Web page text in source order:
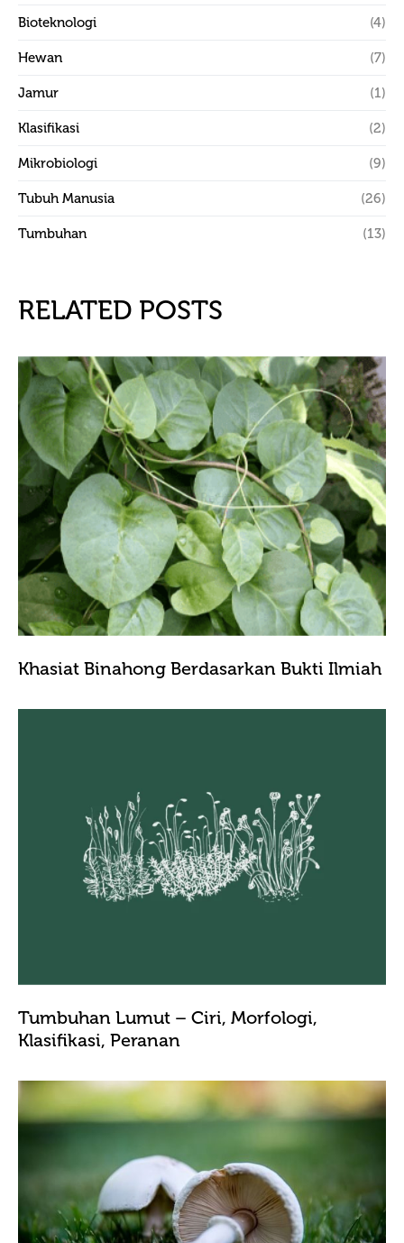
Bioteknologi (4)
Hewan (7)
Jamur (1)
Klasifikasi (2)
Mikrobiologi (9)
Tubuh Manusia (26)
Tumbuhan (13)
RELATED POSTS
Khasiat Binahong Berdasarkan Bukti Ilmiah
Tumbuhan Lumut – Ciri, Morfologi,
Klasifikasi, Peranan